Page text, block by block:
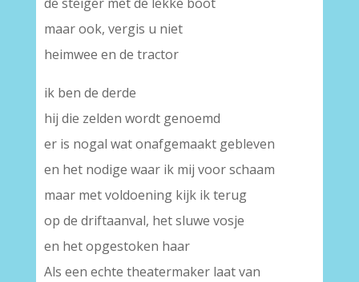
de steiger met de lekke boot
maar ook, vergis u niet
heimwee en de tractor
ik ben de derde
hij die zelden wordt genoemd
er is nogal wat onafgemaakt gebleven
en het nodige waar ik mij voor schaam
maar met voldoening kijk ik terug
op de driftaanval, het sluwe vosje
en het opgestoken haar
Als een echte theatermaker laat van